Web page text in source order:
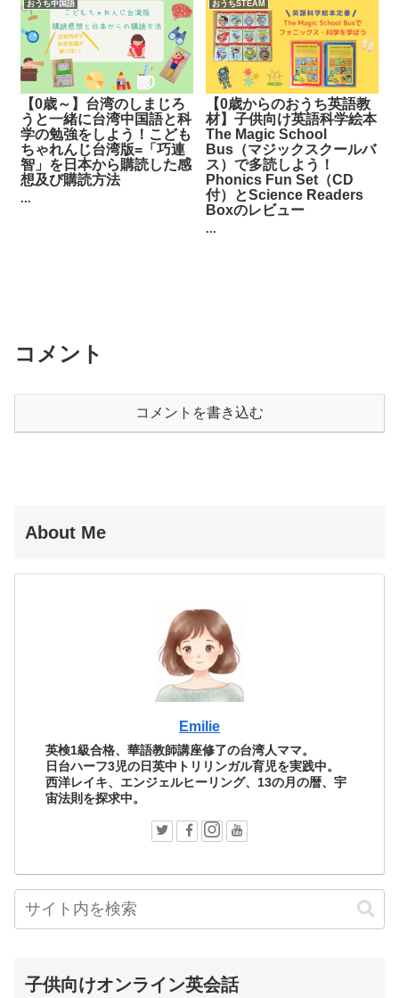
おうち中国語
【0歳～】台湾のしまじろ
うと一緒に台湾中国語と科
学の勉強をしよう！こども
ちゃれんじ台湾版=「巧連
智」を日本から購読した感
想及び購読方法
...
おうちSTEAM
【0歳からのおうち英語教
材】子供向け英語科学絵本
The Magic School
Bus（マジックスクールバ
ス）で多読しよう！
Phonics Fun Set（CD
付）とScience Readers
Boxのレビュー
...
コメント
コメントを書き込む
About Me
Emilie
英検1級合格、華語教師講座修了の台湾人ママ。
日台ハーフ3児の日英中トリリンガル育児を実践中。
西洋レイキ、エンジェルヒーリング、13の月の暦、宇
宙法則を探求中。
子供向けオンライン英会話